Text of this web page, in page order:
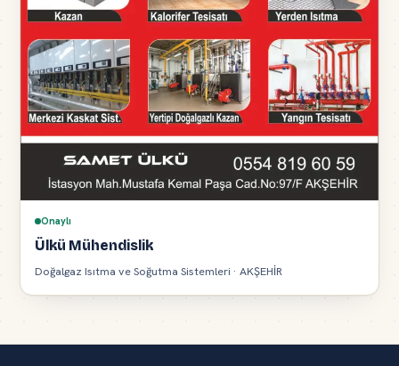
Onaylı
Ülkü Mühendislik
Doğalgaz Isıtma ve Soğutma Sistemleri · AKŞEHİR